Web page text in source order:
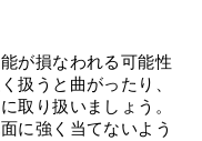
が損なわれる可能性
扱うと曲がったり、
取り扱いましょう。
に強く当てないよう